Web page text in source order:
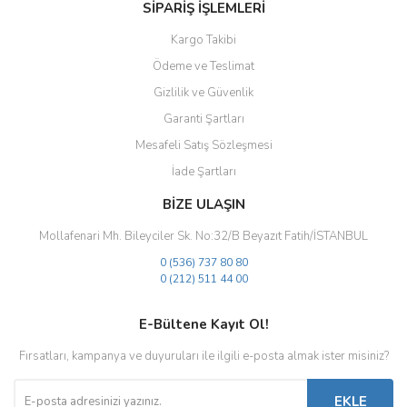
Gönder
SİPARİŞ İŞLEMLERİ
Kargo Takibi
Ödeme ve Teslimat
Gizlilik ve Güvenlik
Garanti Şartları
Mesafeli Satış Sözleşmesi
İade Şartları
BİZE ULAŞIN
Mollafenari Mh. Bileyciler Sk. No:32/B Beyazıt Fatih/İSTANBUL
0 (536) 737 80 80
0 (212) 511 44 00
E-Bültene Kayıt Ol!
Fırsatları, kampanya ve duyuruları ile ilgili e-posta almak ister misiniz?
EKLE